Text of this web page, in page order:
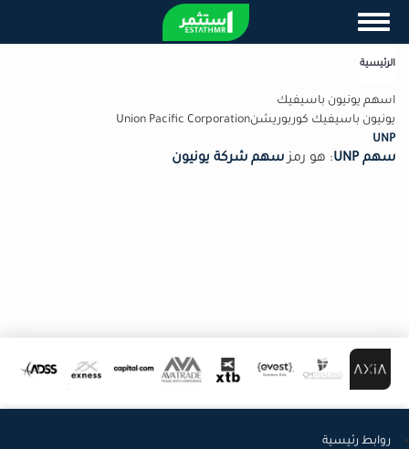
المحتوى
الرئيسي
Toggle navigation
الرئيسية
اسهم يونيون باسيفيك
يونيون باسيفيك كوربوريشنUnion Pacific Corporation
UNP
سهم UNP : هو رمزسهم شركة يونيون
روابط رئيسية